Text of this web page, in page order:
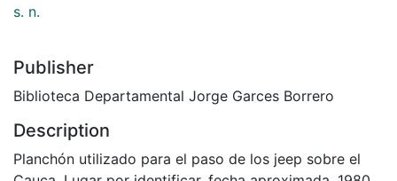
s. n.
Publisher
Biblioteca Departamental Jorge Garces Borrero
Description
Planchón utilizado para el paso de los jeep sobre el